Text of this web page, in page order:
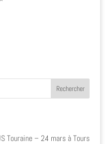
Rechercher
Touraine – 24 mars à Tours